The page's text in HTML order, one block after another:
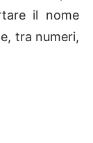
il nome
tra numeri,